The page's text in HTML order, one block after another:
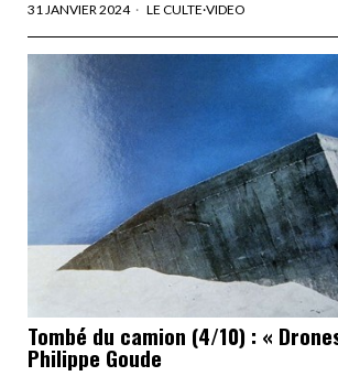
31 JANVIER 2024 LE CULTE·VIDEO
Tombé du camion (4/10) : «
Philippe Goude